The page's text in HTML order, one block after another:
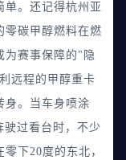
。还记得杭州亚
零碳甲醇燃料在燃
为赛事保障的"隐
远程的甲醇重卡
身。当车身喷涂
过看台时，不少
下20度的东北，